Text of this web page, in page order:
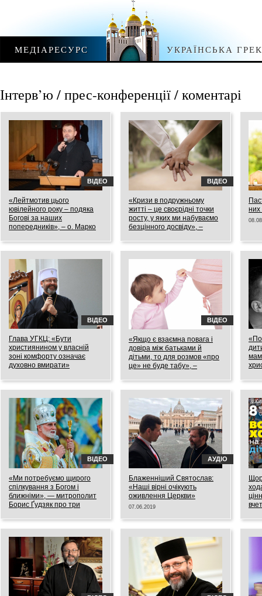
МЕДІАРЕСУРС УКРАЇНСЬКА
Інтерв’ю / прес-конференції / коментарі
«Лейтмотив цього
ювілейного року – подяка
Богові за наших
попередників», – о. Марко
ювілею собору Святої Софії
у Римі
13.08.2019
ВІДЕО
«Кризи в подружньому
житті – це своєрідні точки
росту, у яких ми набуваємо
безцінного досвіду», –
ВІДЕО
них
Глава УГКЦ: «Бути
християнином у власній
зоні комфорту означає
духовно вмирати»
ВІДЕО
«Якщо є взаємна повага і
довіра між батьками й
дітьми, то для розмов «про
це» не буде табу», –
психологи
ВІДЕО
«Ми потребуємо щирого
спілкування з Богом і
ближніми», — митрополит
Борис Ґудзяк про три
«Від серця до серця»
ВІДЕО
Блаженніший Святослав:
«Наші вірні очікують
оживлення Церкви»
07.06.2019
АУДІО